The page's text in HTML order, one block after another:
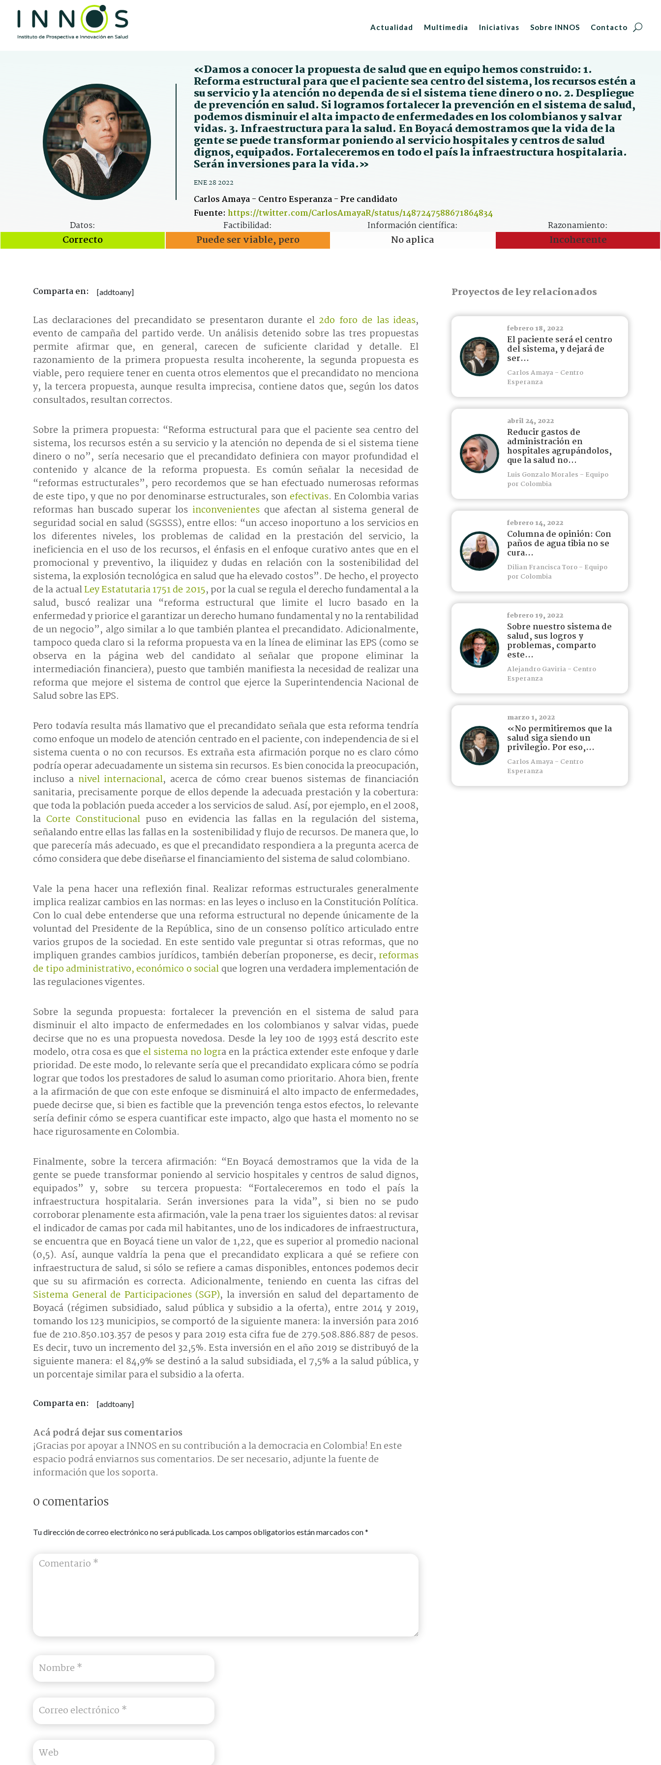
Actualidad Multimedia Iniciativas Sobre INNOS Contacto
«Damos a conocer la propuesta de salud que en equipo hemos construido: 1.
Reforma estructural para que el paciente sea centro del sistema, los recursos estén a
su servicio y la atención no dependa de si el sistema tiene dinero o no. 2. Despliegue
de prevención en salud. Si logramos fortalecer la prevención en el sistema de salud,
podemos disminuir el alta impacto de enfermedades en los colombianos y salvar
vidas. 3. Infraestructura para la salud. En Boyacá demostramos que la vida de la
gente se puede transformar poniendo al servicio hospitales y centros de salud
dignos, equipados. Fortaleceremos en todo el país la infraestructura hospitalaria.
Serán inversiones para la vida.»
ENE 28 2022
Carlos Amaya - Centro Esperanza - Pre candidato
Fuente:https://twitter.com/CarlosAmayaR/status/1487247588671864834
Datos:
Correcto
Factibilidad:
Puede ser viable, pero
Información científica:
No aplica
Razonamiento:
Incoherente
Comparta en: [addtoany]
Las declaraciones del precandidato se presentaron durante el 2do foro de las ideas,
evento de campaña del partido verde. Un análisis detenido sobre las tres propuestas
permite afirmar que, en general, carecen de suficiente claridad y detalle. El
razonamiento de la primera propuesta resulta incoherente, la segunda propuesta es
viable, pero requiere tener en cuenta otros elementos que el precandidato no menciona
y, la tercera propuesta, aunque resulta imprecisa, contiene datos que, según los datos
consultados, resultan correctos.
Sobre la primera propuesta: “Reforma estructural para que el paciente sea centro del
sistema, los recursos estén a su servicio y la atención no dependa de si el sistema tiene
dinero o no”, sería necesario que el precandidato definiera con mayor profundidad el
contenido y alcance de la reforma propuesta. Es común señalar la necesidad de
“reformas estructurales”, pero recordemos que se han efectuado numerosas reformas
de este tipo, y que no por denominarse estructurales, son efectivas. En Colombia varias
reformas han buscado superar los inconvenientes que afectan al sistema general de
seguridad social en salud (SGSSS), entre ellos: “un acceso inoportuno a los servicios en
los diferentes niveles, los problemas de calidad en la prestación del servicio, la
ineficiencia en el uso de los recursos, el énfasis en el enfoque curativo antes que en el
promocional y preventivo, la iliquidez y dudas en relación con la sostenibilidad del
sistema, la explosión tecnológica en salud que ha elevado costos”. De hecho, el proyecto
de la actualLey Estatutaria 1751 de 2015, por la cual se regula el derecho fundamental a la
salud, buscó realizar una “reforma estructural que limite el lucro basado en la
enfermedad y priorice el garantizar un derecho humano fundamental y no la rentabilidad
de un negocio”, algo similar a lo que también plantea el precandidato. Adicionalmente,
tampoco queda claro si la reforma propuesta va en la línea de eliminar las EPS (como se
observa en la página web del candidato al señalar que propone eliminar la
intermediación financiera), puesto que también manifiesta la necesidad de realizar una
reforma que mejore el sistema de control que ejerce la Superintendencia Nacional de
Salud sobre las EPS.
Pero todavía resulta más llamativo que el precandidato señala que esta reforma tendría
como enfoque un modelo de atención centrado en el paciente, con independencia de si el
sistema cuenta o no con recursos. Es extraña esta afirmación porque no es claro cómo
podría operar adecuadamente un sistema sin recursos. Es bien conocida la preocupación,
incluso a nivel internacional, acerca de cómo crear buenos sistemas de financiación
sanitaria, precisamente porque de ellos depende la adecuada prestación y la cobertura:
que toda la población pueda acceder a los servicios de salud. Así, por ejemplo, en el 2008,
laCorte Constitucional puso en evidencia las fallas en la regulación del sistema,
señalando entre ellas las fallas en la sostenibilidad y flujo de recursos. De manera que, lo
que parecería más adecuado, es que el precandidato respondiera a la pregunta acerca de
cómo considera que debe diseñarse el financiamiento del sistema de salud colombiano.
Vale la pena hacer una reflexión final. Realizar reformas estructurales generalmente
implica realizar cambios en las normas: en las leyes o incluso en la Constitución Política.
Con lo cual debe entenderse que una reforma estructural no depende únicamente de la
voluntad del Presidente de la República, sino de un consenso político articulado entre
varios grupos de la sociedad. En este sentido vale preguntar si otras reformas, que no
impliquen grandes cambios jurídicos, también deberían proponerse, es decir, reformas
de tipo administrativo, económico o social que logren una verdadera implementación de
las regulaciones vigentes.
Sobre la segunda propuesta: fortalecer la prevención en el sistema de salud para
disminuir el alto impacto de enfermedades en los colombianos y salvar vidas, puede
decirse que no es una propuesta novedosa. Desde la ley 100 de 1993 está descrito este
modelo, otra cosa es queel sistema no logra en la práctica extender este enfoque y darle
prioridad. De este modo, lo relevante sería que el precandidato explicara cómo se podría
lograr que todos los prestadores de salud lo asuman como prioritario. Ahora bien, frente
a la afirmación de que con este enfoque se disminuirá el alto impacto de enfermedades,
puede decirse que, si bien es factible que la prevención tenga estos efectos, lo relevante
sería definir cómo se espera cuantificar este impacto, algo que hasta el momento no se
hace rigurosamente en Colombia.
Finalmente, sobre la tercera afirmación: “En Boyacá demostramos que la vida de la
gente se puede transformar poniendo al servicio hospitales y centros de salud dignos,
equipados” y, sobre su tercera propuesta: “Fortaleceremos en todo el país la
infraestructura hospitalaria. Serán inversiones para la vida”, si bien no se pudo
corroborar plenamente esta afirmación, vale la pena traer los siguientes datos: al revisar
el indicador de camas por cada mil habitantes, uno de los indicadores de infraestructura,
se encuentra que en Boyacá tiene un valor de 1,22, que es superior al promedio nacional
(0,5). Así, aunque valdría la pena que el precandidato explicara a qué se refiere con
infraestructura de salud, si sólo se refiere a camas disponibles, entonces podemos decir
que su su afirmación es correcta. Adicionalmente, teniendo en cuenta las cifras del
Sistema General de Participaciones (SGP), la inversión en salud del departamento de
Boyacá (régimen subsidiado, salud pública y subsidio a la oferta), entre 2014 y 2019,
tomando los 123 municipios, se comportó de la siguiente manera: la inversión para 2016
fue de 210.850.103.357 de pesos y para 2019 esta cifra fue de 279.508.886.887 de pesos.
Es decir, tuvo un incremento del 32,5%. Esta inversión en el año 2019 se distribuyó de la
siguiente manera: el 84,9% se destinó a la salud subsidiada, el 7,5% a la salud pública, y
un porcentaje similar para el subsidio a la oferta.
Comparta en: [addtoany]
Acá podrá dejar sus comentarios
¡Gracias por apoyar a INNOS en su contribución a la democracia en Colombia! En este
espacio podrá enviarnos sus comentarios. De ser necesario, adjunte la fuente de
información que los soporta.
0 comentarios
Tu dirección de correo electrónico no será publicada. Los campos obligatorios están marcados con*
Proyectos de ley relacionados
febrero 18, 2022
El paciente será el centro
del sistema, y dejará de
ser...
Carlos Amaya - Centro
Esperanza
abril 24, 2022
Reducir gastos de
administración en
hospitales agrupándolos,
que la salud no...
Luis Gonzalo Morales - Equipo
por Colombia
febrero 14, 2022
Columna de opinión: Con
paños de agua tibia no se
cura...
Dilian Francisca Toro - Equipo
por Colombia
febrero 19, 2022
Sobre nuestro sistema de
salud, sus logros y
problemas, comparto
este...
Alejandro Gaviria - Centro
Esperanza
marzo 1, 2022
«No permitiremos que la
salud siga siendo un
privilegio. Por eso,...
Carlos Amaya - Centro
Esperanza